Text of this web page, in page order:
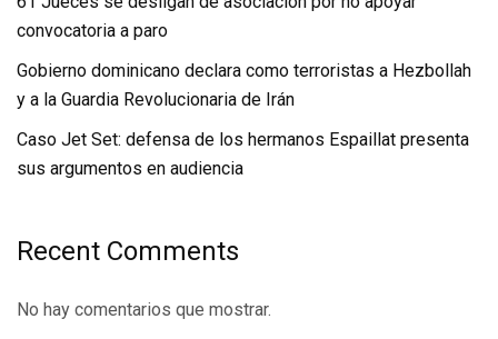
convocatoria a paro
Gobierno dominicano declara como terroristas a Hezbollah
y a la Guardia Revolucionaria de Irán
Caso Jet Set: defensa de los hermanos Espaillat presenta
sus argumentos en audiencia
Recent Comments
No hay comentarios que mostrar.